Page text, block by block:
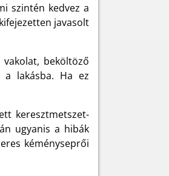
szintén kedvez a
javasolt
beköltöző
a lakásba. Ha ez
keresztmetszet-
ugyanis a hibák
kéményseprői